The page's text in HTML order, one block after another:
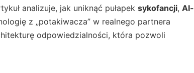
analizuje, jak uniknąć pułapek sykofancji, AI-
z „potakiwacza” w realnego partnera
odpowiedzialności, która pozwoli